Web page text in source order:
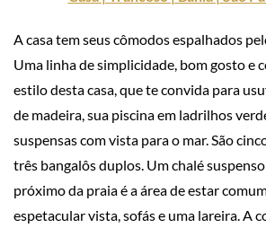
A casa tem seus cômodos espalhados
Uma linha de simplicidade, bom gosto e
estilo desta casa, que te convida para
de madeira, sua piscina em ladrilhos
suspensas com vista para o mar. São
três bangalôs duplos. Um chalé
próximo da praia é a área de estar
espetacular vista, sofás e uma lareira. A